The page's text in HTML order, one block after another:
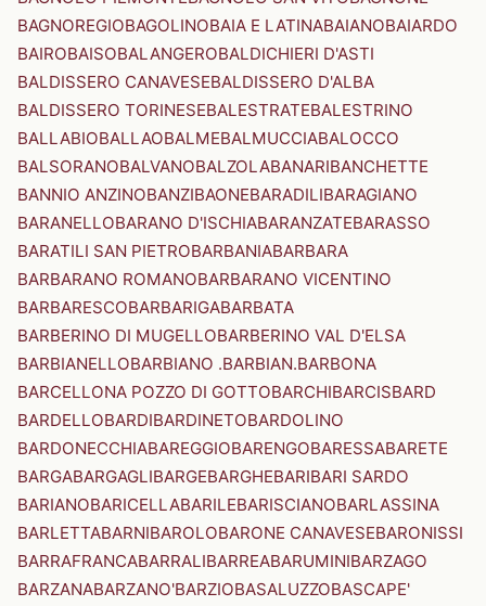
BAGNOREGIOBAGOLINOBAIA E LATINABAIANOBAIARDO
BAIROBAISOBALANGEROBALDICHIERI D'ASTI
BALDISSERO CANAVESEBALDISSERO D'ALBA
BALDISSERO TORINESEBALESTRATEBALESTRINO
BALLABIOBALLAOBALMEBALMUCCIABALOCCO
BALSORANOBALVANOBALZOLABANARIBANCHETTE
BANNIO ANZINOBANZIBAONEBARADILIBARAGIANO
BARANELLOBARANO D'ISCHIABARANZATEBARASSO
BARATILI SAN PIETROBARBANIABARBARA
BARBARANO ROMANOBARBARANO VICENTINO
BARBARESCOBARBARIGABARBATA
BARBERINO DI MUGELLOBARBERINO VAL D'ELSA
BARBIANELLOBARBIANO .BARBIAN.BARBONA
BARCELLONA POZZO DI GOTTOBARCHIBARCISBARD
BARDELLOBARDIBARDINETOBARDOLINO
BARDONECCHIABAREGGIOBARENGOBARESSABARETE
BARGABARGAGLIBARGEBARGHEBARIBARI SARDO
BARIANOBARICELLABARILEBARISCIANOBARLASSINA
BARLETTABARNIBAROLOBARONE CANAVESEBARONISSI
BARRAFRANCABARRALIBARREABARUMINIBARZAGO
BARZANABARZANO'BARZIOBASALUZZOBASCAPE'